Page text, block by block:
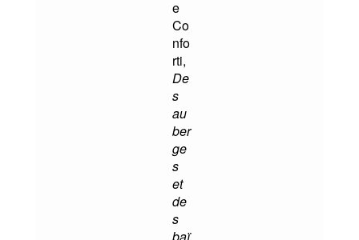
e
Co
nfo
rti,
De
s
au
ber
ge
s
et
de
s